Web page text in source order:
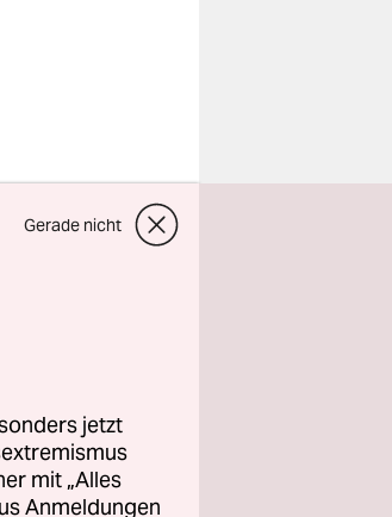
Gerade nicht
jetzt
mit „Alles
Anmeldungen